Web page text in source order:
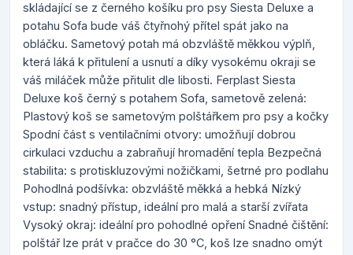
skládající se z černého košíku pro psy Siesta Deluxe a
potahu Sofa bude váš čtyřnohý přítel spát jako na
obláčku. Sametový potah má obzvláště měkkou výplň,
která láká k přitulení a usnutí a díky vysokému okraji se
váš miláček může přitulit dle libosti. Ferplast Siesta
Deluxe koš černý s potahem Sofa, sametově zelená:
Plastový koš se sametovým polštářkem pro psy a kočky
Spodní část s ventilačními otvory: umožňují dobrou
cirkulaci vzduchu a zabraňují hromadění tepla Bezpečná
stabilita: s protiskluzovými nožičkami, šetrné pro podlahu
Pohodlná podšívka: obzvláště měkká a hebká Nízký
vstup: snadný přístup, ideální pro malá a starší zvířata
Vysoký okraj: ideální pro pohodlné opření Snadné čištění:
polštář lze prát v pračce do 30 °C, koš lze snadno omýt